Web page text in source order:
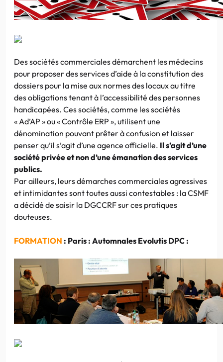
Des sociétés commerciales démarchent les médecins
pour proposer des services d’aide à la constitution des
dossiers pour la mise aux normes des locaux au titre
des obligations tenant à l’accessibilité des personnes
handicapées. Ces sociétés, comme les sociétés
« Ad’AP » ou « Contrôle ERP », utilisent une
dénomination pouvant prêter à confusion et laisser
penser qu’il s’agit d’une agence officielle. Il s’agit d’une
société privée et non d’une émanation des services
publics.
Par ailleurs, leurs démarches commerciales agressives
et intimidantes sont toutes aussi contestables : la CSMF
a décidé de saisir la DGCCRF sur ces pratiques
douteuses.
FORMATION : Paris : Automnales Evolutis DPC :